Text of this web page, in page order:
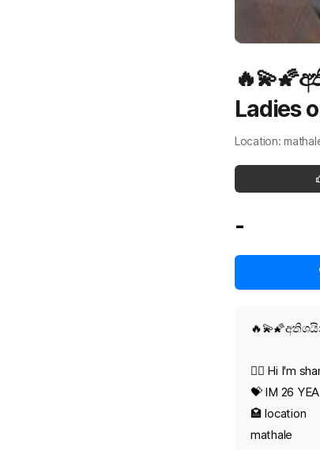
Ladies
Location:
-
❤️‍🔥 Hi I'm
💝 IM 26
🏩 location
mathale